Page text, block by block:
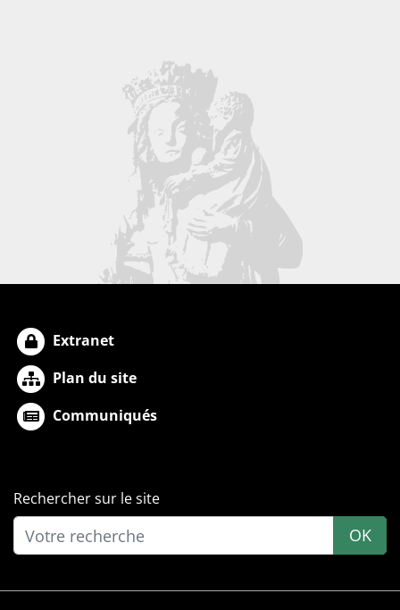
Extranet
Plan du site
Communiqués
Rechercher sur le site
OK